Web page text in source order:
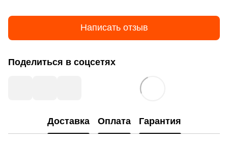
Написать отзыв
Поделиться в соцсетях
Доставка Оплата Гарантия